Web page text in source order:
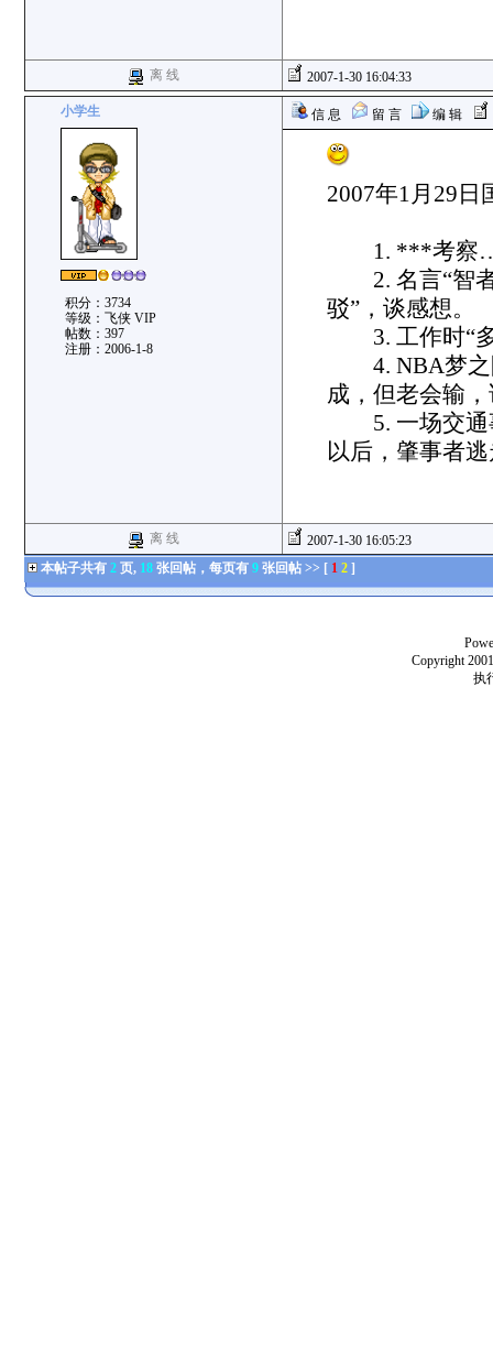
离 线 2007-1-30 16:04:33
小学生
积分：3734
等级：飞侠 VIP
帖数：397
注册：2006-1-8
信 息 留 言 编 辑
2007年1月29日
1. ***考察……
2. 名言“智者
驳”，谈感
3. 工作时“
4. NBA梦之
成，但老会
5. 一场交通
以后，肇事者
离 线
2007-1-30 16:05:23
本帖子共有 2 页, 18 张回帖，每页有 9 张回帖 >> [ 1 2 ]
Copyright
执